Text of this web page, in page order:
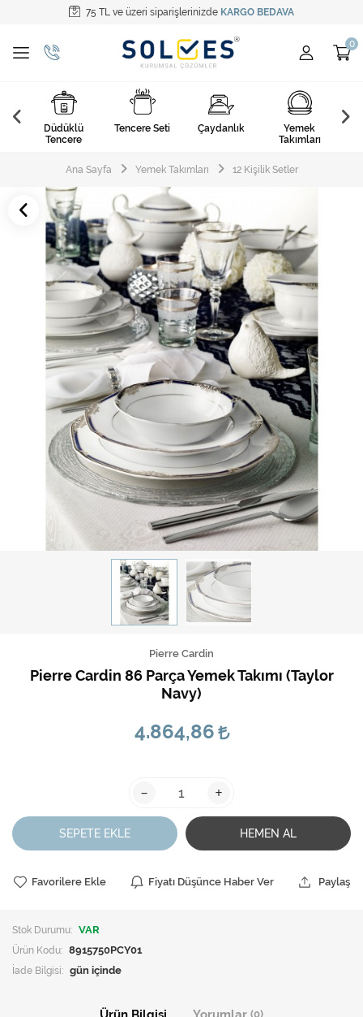
75 TL ve üzeri siparişlerinizde KARGO BEDAVA
Tüm Kategoriler
Pişirme Gereçleri
Yemek Takımları
Kahvaltı Takımları
Çatal Kaşık Bıçak
Cam Ürünler
Servis Setleri
Mutfak Tekstili
Mutfak Aksesuarları
Düdüklü
Tencere
Tencere Seti Çaydanlık
Yemek
Takımları
Ana Sayfa Yemek Takımları 12 Kişilik Setler
Pierre Cardin
Pierre Cardin 86 Parça Yemek Takımı (Taylor
Navy)
4.864,86
- +
SEPETE EKLE HEMEN AL
Favorilere Ekle Fiyatı Düşünce Haber Ver Paylaş
Stok Durumu: VAR
Ürün Kodu: 8915750PCY01
İade Bilgisi:
(0)